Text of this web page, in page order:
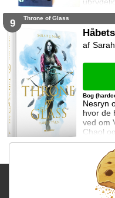
Boris,
9 Throne of Glass
Nesryn
hvor de
ved om
Chaol
tiden
deres
Bog
Fragtgebyret er DKK 59,95